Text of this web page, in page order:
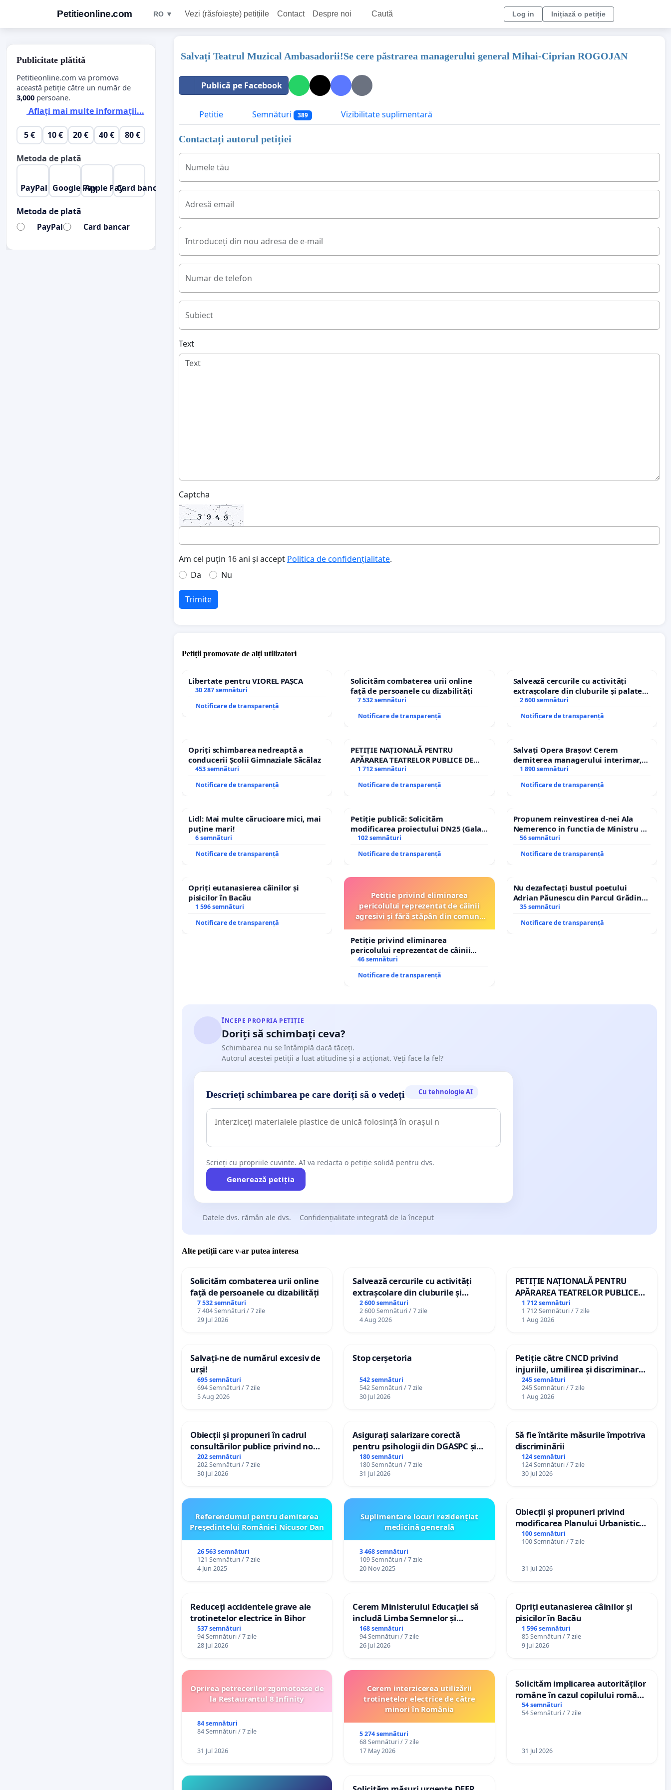
Petitieonline.com RO ▼ Vezi (răsfoiește) petițiile Contact Despre noi Caută Log in Inițiază o petiție
Salvați Teatrul Muzical Ambasadorii!Se cere păstrarea managerului general Mihai-Ciprian ROGOJAN
Publică pe Facebook
Petitie Semnături 389 Vizibilitate suplimentară
Contactați autorul petiției
Numele tău
Adresă email
Introduceți din nou adresa de e-mail
Numar de telefon
Subiect
Text
Captcha
Am cel puțin 16 ani și accept Politica de confidențialitate.
Da
Nu
Trimite
Petiții promovate de alți utilizatori
Libertate pentru VIOREL PAȘCA
30 287 semnături
Notificare de transparență
Solicităm combaterea urii online
față de persoanele cu dizabilități
7 532 semnături
Notificare de transparență
Salvează cercurile cu activități
extrașcolare din cluburile și palatele
copiilor
2 600 semnături
Notificare de transparență
Opriți schimbarea nedreaptă a
conducerii Școlii Gimnaziale Săcălaz
453 semnături
Notificare de transparență
PETIȚIE NAȚIONALĂ PENTRU
APĂRAREA TEATRELOR PUBLICE DE
REPERTORIU DIN ROMÂNIA
1 712 semnături
Notificare de transparență
Salvați Opera Brașov! Cerem
demiterea managerului interimar,
Petrean Lucian-Marius!
1 890 semnături
Notificare de transparență
Lidl: Mai multe cărucioare mici, mai
puține mari!
6 semnături
Notificare de transparență
Petiție publică: Solicităm
modificarea proiectului DN25 (Galați
– Hanu Conachi) prin devierea
102 semnături
Notificare de transparență
Propunem reinvestirea d-nei Ala
Nemerenco in functia de Ministru al
Sanatatii
56 semnături
Notificare de transparență
Opriți eutanasierea câinilor și
pisicilor în Bacău
1 596 semnături
Notificare de transparență
Petiție privind eliminarea
pericolului reprezentat de câinii
agresivi și fără stăpân din comuna
Petiție privind eliminarea
pericolului reprezentat de câinii
agresivi și fără stăpân din comuna
46 semnături
Notificare de transparență
Nu dezafectați bustul poetului
Adrian Păunescu din Parcul Grădina
Icoanei! Stop cenzurii culturale!
35 semnături
Notificare de transparență
ÎNCEPE PROPRIA PETIȚIE
Doriți să schimbați ceva?
Schimbarea nu se întâmplă dacă tăceți.
Autorul acestei petiții a luat atitudine și a acționat. Veți face la fel?
Descrieți schimbarea pe care doriți să o vedeți Cu tehnologie AI
Scrieți cu propriile cuvinte. AI va redacta o petiție solidă pentru dvs.
Generează petiția
Datele dvs. rămân ale dvs. Confidențialitate integrată de la început
Alte petiții care v-ar putea interesa
Solicităm combaterea urii online
față de persoanele cu dizabilități
7 532 semnături
7 404 Semnături / 7 zile
29 Jul 2026
Salvează cercurile cu activități
extrașcolare din cluburile și
palatele copiilor
2 600 semnături
2 600 Semnături / 7 zile
4 Aug 2026
PETIȚIE NAȚIONALĂ PENTRU
APĂRAREA TEATRELOR PUBLICE
DE REPERTORIU DIN ROMÂNIA
1 712 semnături
1 712 Semnături / 7 zile
1 Aug 2026
Salvați-ne de numărul excesiv de
urși!
695 semnături
694 Semnături / 7 zile
5 Aug 2026
Stop cerșetoria
542 semnături
542 Semnături / 7 zile
30 Jul 2026
Petiție către CNCD privind
injuriile, umilirea și discriminarea
persoanelor cu dizabilități de
către utilizatorul TikTok „Gorici”
245 semnături
245 Semnături / 7 zile
1 Aug 2026
Obiecții și propuneri în cadrul
consultărilor publice privind noul
Plan Urbanistic General (PUG)
Ialoveni
202 semnături
202 Semnături / 7 zile
30 Jul 2026
Asigurați salarizare corectă
pentru psihologii din DGASPC și
spitale
180 semnături
180 Semnături / 7 zile
31 Jul 2026
Să fie întărite măsurile împotriva
discriminării
124 semnături
124 Semnături / 7 zile
30 Jul 2026
Referendumul pentru demiterea
Preşedintelui României Nicusor Dan
26 563 semnături
121 Semnături / 7 zile
4 Jun 2025
Suplimentare locuri rezidențiat
medicină generală
3 468 semnături
109 Semnături / 7 zile
20 Nov 2025
Obiecții și propuneri privind
modificarea Planului Urbanistic
General al orașului Ialoveni
100 semnături
100 Semnături / 7 zile
31 Jul 2026
Reduceți accidentele grave ale
trotinetelor electrice în Bihor
537 semnături
94 Semnături / 7 zile
28 Jul 2026
Cerem Ministerului Educației să
includă Limba Semnelor și
alfabetul Braille în școlile din
Republica Moldova!
168 semnături
94 Semnături / 7 zile
26 Jul 2026
Opriți eutanasierea câinilor și
pisicilor în Bacău
1 596 semnături
85 Semnături / 7 zile
9 Jul 2026
Oprirea petrecerilor zgomotoase de
la Restaurantul 8 Infinity
84 semnături
84 Semnături / 7 zile
31 Jul 2026
Cerem interzicerea utilizării
trotinetelor electrice de către
minori în România
5 274 semnături
68 Semnături / 7 zile
17 May 2026
Solicităm implicarea autorităților
române în cazul copilului român
Wiliam Kristian Gheorghe, aflat
în plasament în Danemarca de 12
54 semnături
54 Semnături / 7 zile
31 Jul 2026
Publicitate plătită
Petitieonline.com va promova
această petiție către un număr de
3,000 persoane.
Aflați mai multe informații...
5 € 10 € 20 € 40 € 80 €
Metoda de plată
PayPal Google PayApple PayCard bancar
Metoda de plată
PayPal Card bancar